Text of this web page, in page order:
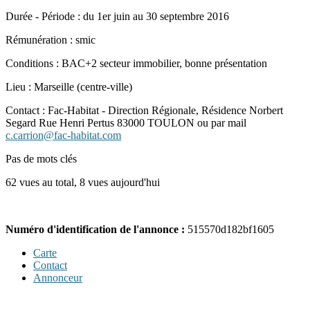
Durée - Période : du 1er juin au 30 septembre 2016
Rémunération : smic
Conditions : BAC+2 secteur immobilier, bonne présentation
Lieu : Marseille (centre-ville)
Contact : Fac-Habitat - Direction Régionale, Résidence Norbert
Segard Rue Henri Pertus 83000 TOULON ou par mail
c.carrion@fac-habitat.com
Pas de mots clés
62 vues au total, 8 vues aujourd'hui
Numéro d'identification de l'annonce : 515570d182bf1605
Carte
Contact
Annonceur